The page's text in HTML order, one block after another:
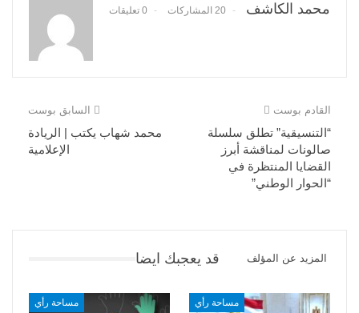
محمد الكاشف 20 المشاركات 0 تعليقات
السابق بوست
محمد شهاب يكتب | الريادة
الإعلامية
القادم بوست
“التنسيقية” تطلق سلسلة
صالونات لمناقشة أبرز
القضايا المنتظرة في
“الحوار الوطني”
قد يعجبك ايضا المزيد عن المؤلف
مساحة رأي مساحة رأي